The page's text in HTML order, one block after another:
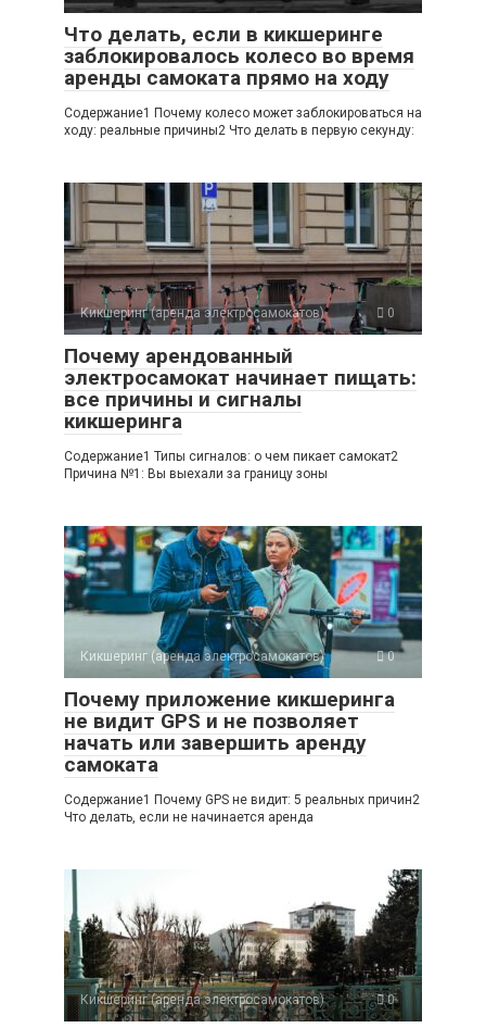
Что делать, если в кикшеринге
заблокировалось колесо во время
аренды самоката прямо на ходу
Содержание1 Почему колесо может заблокироваться на
ходу: реальные причины2 Что делать в первую секунду:
Кикшеринг (аренда электросамокатов) 0
Почему арендованный
электросамокат начинает пищать:
все причины и сигналы
кикшеринга
Содержание1 Типы сигналов: о чем пикает самокат2
Причина №1: Вы выехали за границу зоны
Кикшеринг (аренда электросамокатов) 0
Почему приложение кикшеринга
не видит GPS и не позволяет
начать или завершить аренду
самоката
Содержание1 Почему GPS не видит: 5 реальных причин2
Что делать, если не начинается аренда
Кикшеринг (аренда электросамокатов) 0